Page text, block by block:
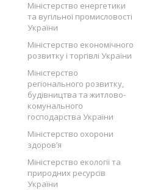
Міністерство енергетики
та вугільної промисловості
України
Міністерство економічного
розвитку і торгівлі України
Міністерство
регіонального розвитку,
будівництва та житлово-
комунального
господарства України
Міністерство охорони
здоров’я
Міністерство екології та
природних ресурсів
України